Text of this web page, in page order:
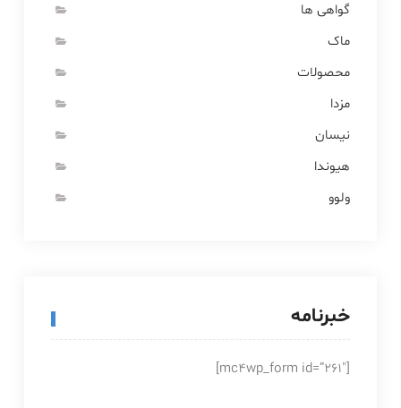
گواهی ها
ماک
محصولات
مزدا
نیسان
هیوندا
ولوو
خبرنامه
[mc4wp_form id=”261″]